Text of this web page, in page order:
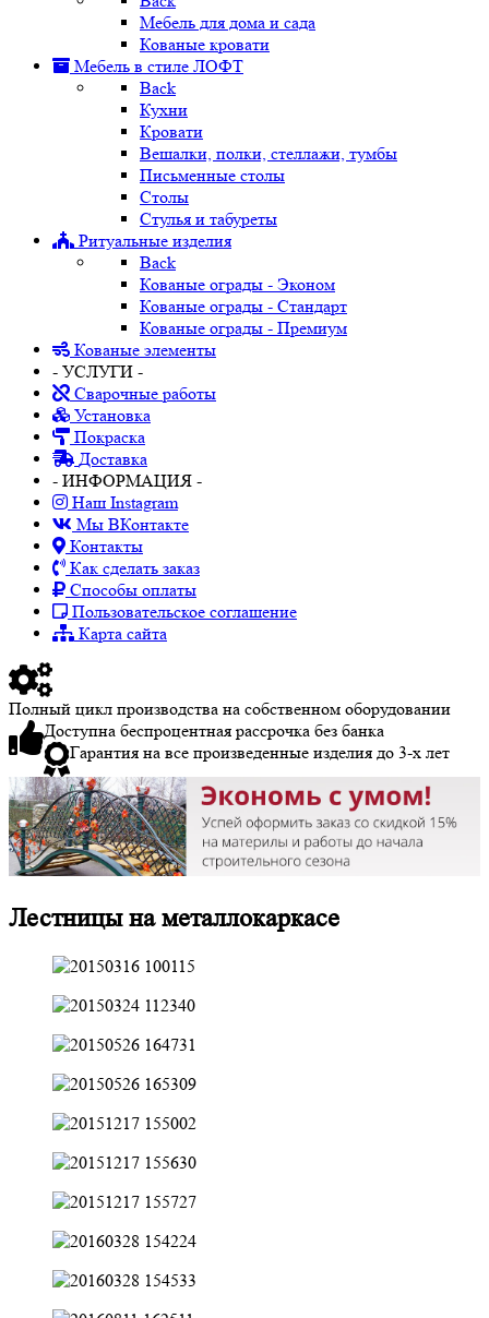
Мебель для дома и сада
Кованые кровати
Мебель в стиле ЛОФТ
Back
Кухни
Кровати
Вешалки, полки, стеллажи, тумбы
Письменные столы
Столы
Стулья и табуреты
Ритуальные изделия
Back
Кованые ограды - Эконом
Кованые ограды - Стандарт
Кованые ограды - Премиум
Кованые элементы
- УСЛУГИ -
Сварочные работы
Установка
Покраска
Доставка
- ИНФОРМАЦИЯ -
Наш Instagram
Мы ВКонтакте
Контакты
Как сделать заказ
Способы оплаты
Пользовательское соглашение
Карта сайта
Полный цикл производства на собственном оборудовании
Доступна беспроцентная рассрочка без банка
Гарантия на все произведенные изделия до 3-х лет
Лестницы на металлокаркасе